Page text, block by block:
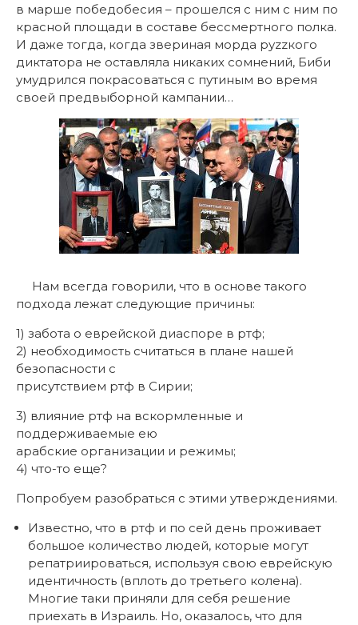
в марше победобесия – прошелся с ним с ним по
красной площади в составе бессмертного полка.
И даже тогда, когда звериная морда руzzкого
диктатора не оставляла никаких сомнений, Биби
умудрился покрасоваться с путиным во время
своей предвыборной кампании…
Нам всегда говорили, что в основе такого
подхода лежат следующие причины:
1) забота о еврейской диаспоре в ртф;
2) необходимость считаться в плане нашей
безопасности с
присутствием ртф в Сирии;
3) влияние ртф на вскормленные и
поддерживаемые ею
арабские организации и режимы;
4) что-то еще?
Попробуем разобраться с этими утверждениями.
Известно, что в ртф и по сей день проживает
большое количество людей, которые могут
репатриироваться, используя свою еврейскую
идентичность (вплоть до третьего колена).
Многие таки приняли для себя решение
приехать в Израиль. Но, оказалось, что для